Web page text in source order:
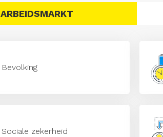
ARBEIDSMARKT
Bevolking
Sociale zekerheid